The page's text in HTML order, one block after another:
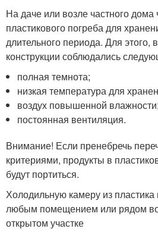
На даче или возле частного
пластикового погреба для
длительного периода. Для этого,
конструкции соблюдались
полная темнота;
низкая температура для
воздух повышенной влажности;
постоянная вентиляция.
Внимание! Если пренебречь
критериями, продукты в
будут портиться.
Холодильную камеру из
любым помещением или рядом
открытом участке